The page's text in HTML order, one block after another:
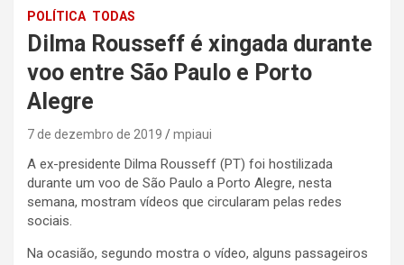
POLÍTICA TODAS
Dilma Rousseff é xingada durante
voo entre São Paulo e Porto
Alegre
7 de dezembro de 2019 mpiaui
A ex-presidente Dilma Rousseff (PT) foi hostilizada
durante um voo de São Paulo a Porto Alegre, nesta
semana, mostram vídeos que circularam pelas redes
sociais.
Na ocasião, segundo mostra o vídeo, alguns passageiros